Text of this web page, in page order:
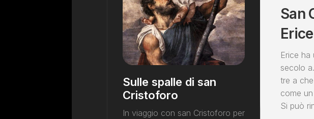
San
Erice
secolo
tre a
come
Si può
Sulle spalle di san
Cristoforo
In viaggio con san Cristoforo per